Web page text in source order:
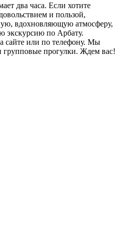
два часа. Если хотите
и пользой,
вдохновляющую атмосферу,
экскурсию по Арбату.
сайте или по телефону. Мы
прогулки. Ждем вас!